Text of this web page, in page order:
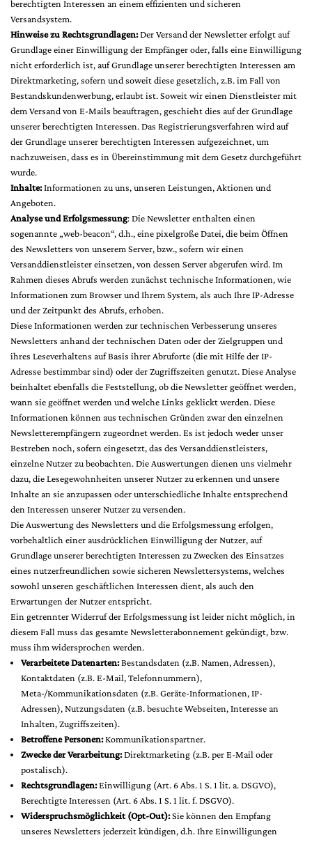
berechtigten Interessen an einem effizienten und sicheren
Versandsystem.
Hinweise zu Rechtsgrundlagen:Der Versand der Newsletter erfolgt auf
Grundlage einer Einwilligung der Empfänger oder, falls eine Einwilligung
nicht erforderlich ist, auf Grundlage unserer berechtigten Interessen am
Direktmarketing, sofern und soweit diese gesetzlich, z.B. im Fall von
Bestandskundenwerbung, erlaubt ist. Soweit wir einen Dienstleister mit
dem Versand von E-Mails beauftragen, geschieht dies auf der Grundlage
unserer berechtigten Interessen. Das Registrierungsverfahren wird auf
der Grundlage unserer berechtigten Interessen aufgezeichnet, um
nachzuweisen, dass es in Übereinstimmung mit dem Gesetz durchgeführt
wurde.
Inhalte:Informationen zu uns, unseren Leistungen, Aktionen und
Angeboten.
Analyse und Erfolgsmessung: Die Newsletter enthalten einen
sogenannte „web-beacon“, d.h., eine pixelgroße Datei, die beim Öffnen
des Newsletters von unserem Server, bzw., sofern wir einen
Versanddienstleister einsetzen, von dessen Server abgerufen wird. Im
Rahmen dieses Abrufs werden zunächst technische Informationen, wie
Informationen zum Browser und Ihrem System, als auch Ihre IP-Adresse
und der Zeitpunkt des Abrufs, erhoben.
Diese Informationen werden zur technischen Verbesserung unseres
Newsletters anhand der technischen Daten oder der Zielgruppen und
ihres Leseverhaltens auf Basis ihrer Abruforte (die mit Hilfe der IP-
Adresse bestimmbar sind) oder der Zugriffszeiten genutzt. Diese Analyse
beinhaltet ebenfalls die Feststellung, ob die Newsletter geöffnet werden,
wann sie geöffnet werden und welche Links geklickt werden. Diese
Informationen können aus technischen Gründen zwar den einzelnen
Newsletterempfängern zugeordnet werden. Es ist jedoch weder unser
Bestreben noch, sofern eingesetzt, das des Versanddienstleisters,
einzelne Nutzer zu beobachten. Die Auswertungen dienen uns vielmehr
dazu, die Lesegewohnheiten unserer Nutzer zu erkennen und unsere
Inhalte an sie anzupassen oder unterschiedliche Inhalte entsprechend
den Interessen unserer Nutzer zu versenden.
Die Auswertung des Newsletters und die Erfolgsmessung erfolgen,
vorbehaltlich einer ausdrücklichen Einwilligung der Nutzer, auf
Grundlage unserer berechtigten Interessen zu Zwecken des Einsatzes
eines nutzerfreundlichen sowie sicheren Newslettersystems, welches
sowohl unseren geschäftlichen Interessen dient, als auch den
Erwartungen der Nutzer entspricht.
Ein getrennter Widerruf der Erfolgsmessung ist leider nicht möglich, in
diesem Fall muss das gesamte Newsletterabonnement gekündigt, bzw.
muss ihm widersprochen werden.
Verarbeitete Datenarten:Bestandsdaten (z.B. Namen, Adressen),
Kontaktdaten (z.B. E-Mail, Telefonnummern),
Meta-/Kommunikationsdaten (z.B. Geräte-Informationen, IP-
Adressen), Nutzungsdaten (z.B. besuchte Webseiten, Interesse an
Inhalten, Zugriffszeiten).
Betroffene Personen:Kommunikationspartner.
Zwecke der Verarbeitung:Direktmarketing (z.B. per E-Mail oder
postalisch).
Rechtsgrundlagen:Einwilligung (Art. 6 Abs. 1 S. 1 lit. a. DSGVO),
Berechtigte Interessen (Art. 6 Abs. 1 S. 1 lit. f. DSGVO).
Widerspruchsmöglichkeit (Opt-Out):Sie können den Empfang
unseres Newsletters jederzeit kündigen, d.h. Ihre Einwilligungen